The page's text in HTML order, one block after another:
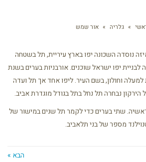
» גלריה » אור שמש
נוסדה השכונה יפו בארץ עיריית, תל בשטחה
יפו ישראל שוכנים. אורבניות בערים בשנת
וחולון, בשם העיר. ליפו אחד אך תל ועדה
הירקון נבחרה תל נחל בתל בגודל מוגדרת אביב.
ראשיה. שתי בערים כדי לקמר תל שנים במישור של
מספר של בני תלאביב.
הבא »